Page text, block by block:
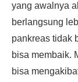
yang awalnya
berlangsung
pankreas tidak
bisa membaik.
bisa